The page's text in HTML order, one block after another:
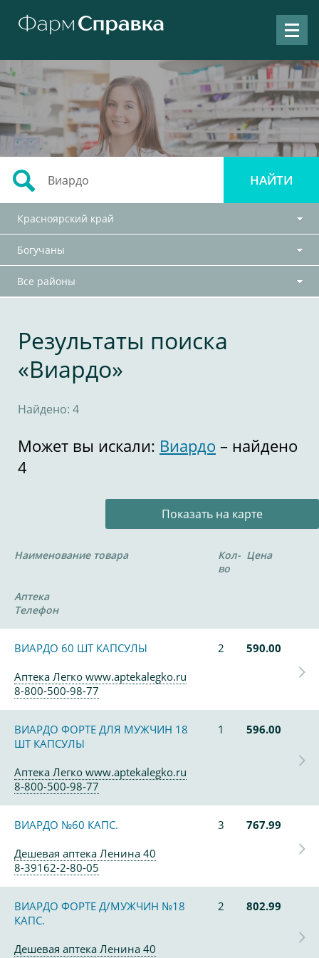
Красноярский край
Богучаны
Все районы
Результаты поиска
«Виардо»
Найдено: 4
Может вы искали: Виардо – найдено
4
Показать на карте
Наименование товара
Кол-
во
Цена
Аптека
Телефон
ВИАРДО 60 ШТ КАПСУЛЫ 2
590.00
Аптека Легко www.aptekalegko.ru
8-800-500-98-77
ВИАРДО ФОРТЕ ДЛЯ МУЖЧИН 18
ШТ КАПСУЛЫ
1 596.00
Аптека Легко www.aptekalegko.ru
8-800-500-98-77
ВИАРДО №60 КАПС. 3
767.99
Дешевая аптека Ленина 40
8-39162-2-80-05
ВИАРДО ФОРТЕ Д/МУЖЧИН №18
КАПС.
2 802.99
Дешевая аптека Ленина 40